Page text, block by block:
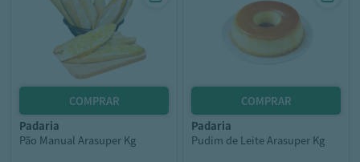
padaria
Pão Manual Arasuper Kg
padaria
Pudim de Leite Arasuper Kg